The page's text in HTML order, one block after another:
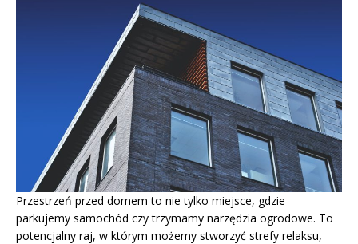
Przestrzeń przed domem to nie tylko miejsce, gdzie
parkujemy samochód czy trzymamy narzędzia ogrodowe. To
potencjalny raj, w którym możemy stworzyć strefy relaksu,